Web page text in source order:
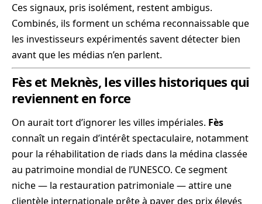
Ces signaux, pris isolément, restent ambigus.
Combinés, ils forment un schéma reconnaissable que
les investisseurs expérimentés savent détecter bien
avant que les médias n’en parlent.
Fès et Meknès, les villes historiques qui
reviennent en force
On aurait tort d’ignorer les villes impériales. Fès
connaît un regain d’intérêt spectaculaire, notamment
pour la réhabilitation de riads dans la médina classée
au patrimoine mondial de l’UNESCO. Ce segment
niche — la restauration patrimoniale — attire une
clientèle internationale prête à payer des prix élevés